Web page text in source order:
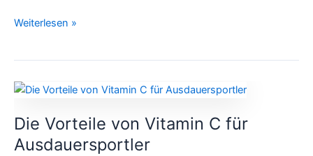
Weiterlesen »
Die Vorteile von Vitamin C für
Ausdauersportler
Die
von
Vitamin